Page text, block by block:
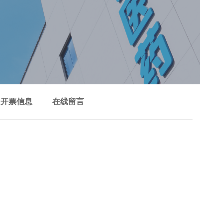
开票信息 在线留言